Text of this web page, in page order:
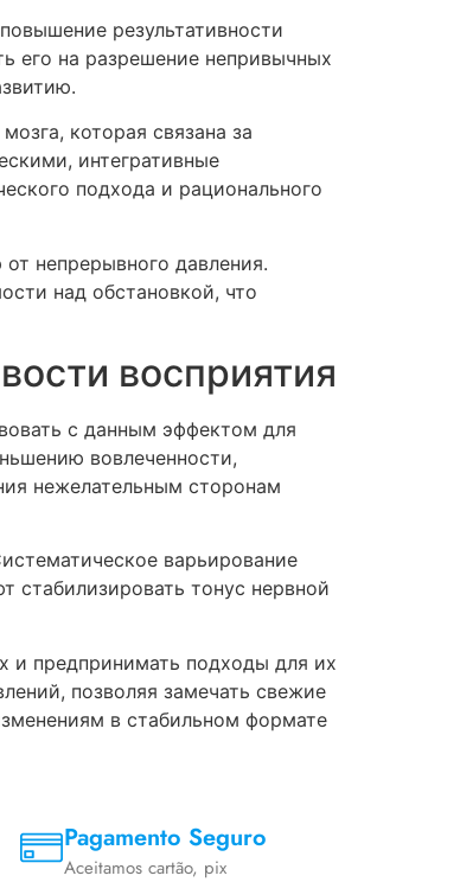
результативности
его на разрешение непривычных
которая связана за
интегративные
подхода и рационального
непрерывного давления.
над обстановкой, что
восприятия
с данным эффектом для
вовлеченности,
нежелательным сторонам
варьирование
стабилизировать тонус нервной
и предпринимать подходы для их
позволяя замечать свежие
в стабильном формате
Pagamento Seguro
Aceitamos cartão, pix